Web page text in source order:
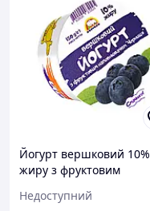
Йогурт вершковий 10%
жиру з фруктовим
"Чорниця" 150г
Недоступний